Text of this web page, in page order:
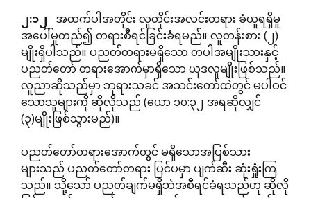
၂:၁၂ အထက်ပါအတိုင်း လူတိုင်းအလင်းတရား ခံယူရရှိမှု
အပေါ်မူတည်၍ တရားစီရင်ခြင်းခံရမည်။ လူတန်းစား (၂)
မျိုးရှိပါသည်။ ပညတ်တရားမရှိသော တပါအမျိုးသားနှင့်
ပညတ်တော် တရားအောက်မှာရှိသော ယုဒလူမျိုးဖြစ်သည်။
လူညာဆိုသည်မှာ ဘုရားသခင် အသင်းတော်ထဲတွင် မပါဝင်
သောသူများကို ဆိုလိုသည် (ယော ၁၀:၃၂ အရဆိုလျှင်
(၃)မျိုးဖြစ်သွားမည်)။
ပညတ်တော်တရားအောက်တွင် မရှိသောအပြစ်သား
များသည် ပညတ်တော်တရား ပြင်ပမှာ ပျက်ဆီး ဆုံးရှုံးကြ
သည်။ သို့သော် ပညတ်ချက်မရှိဘဲအစီရင်ခံရသည်ဟု ဆိုလို